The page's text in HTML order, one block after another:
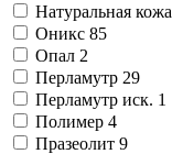
Натуральная кожа
Оникс 85
Опал 2
Перламутр 29
Перламутр иск. 1
Полимер 4
Празеолит 9